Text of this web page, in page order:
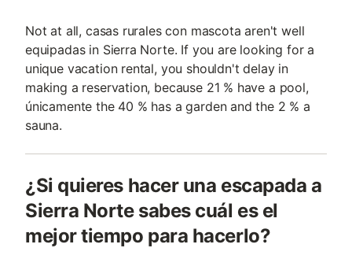
Not at all, casas rurales con mascota aren't well
equipadas in Sierra Norte. If you are looking for a
unique vacation rental, you shouldn't delay in
making a reservation, because 21 % have a pool,
únicamente the 40 % has a garden and the 2 % a
sauna.
¿Si quieres hacer una escapada a
Sierra Norte sabes cuál es el
mejor tiempo para hacerlo?